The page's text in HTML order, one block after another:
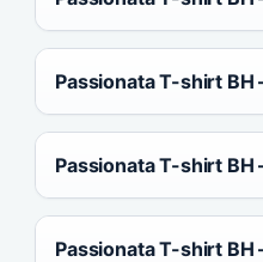
Passionata T-shirt BH
Passionata T-shirt BH
Passionata T-shirt